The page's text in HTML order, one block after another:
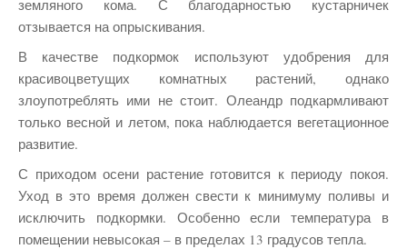
земляного кома. С благодарностью кустарничек
отзывается на опрыскивания.
В качестве подкормок используют удобрения для
красивоцветущих комнатных растений, однако
злоупотреблять ими не стоит. Олеандр подкармливают
только весной и летом, пока наблюдается вегетационное
развитие.
С приходом осени растение готовится к периоду покоя.
Уход в это время должен свести к минимуму поливы и
исключить подкормки. Особенно если температура в
помещении невысокая – в пределах 13 градусов тепла.